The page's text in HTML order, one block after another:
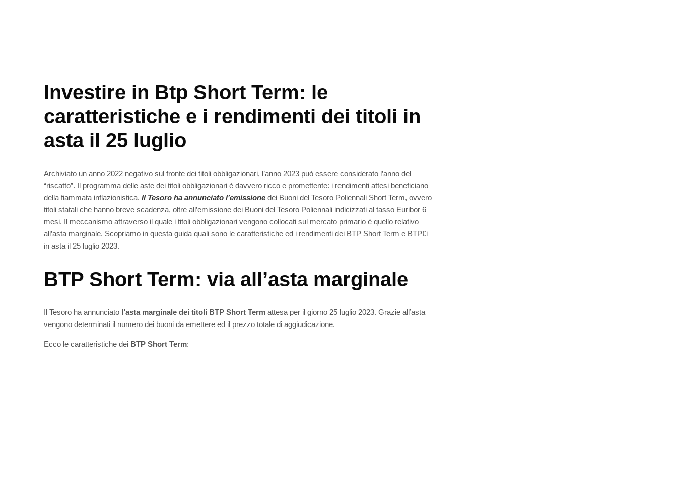
Investire in Btp Short Term: le
caratteristiche e i rendimenti dei titoli in
asta il 25 luglio
Archiviato un anno 2022 negativo sul fronte dei titoli obbligazionari, l’anno 2023 può essere considerato l’anno del
“riscatto”. Il programma delle aste dei titoli obbligazionari è davvero ricco e promettente: i rendimenti attesi beneficiano
della fiammata inflazionistica. Il Tesoro ha annunciato l’emissione dei Buoni del Tesoro Poliennali Short Term, ovvero
titoli statali che hanno breve scadenza, oltre all’emissione dei Buoni del Tesoro Poliennali indicizzati al tasso Euribor 6
mesi. Il meccanismo attraverso il quale i titoli obbligazionari vengono collocati sul mercato primario è quello relativo
all’asta marginale. Scopriamo in questa guida quali sono le caratteristiche ed i rendimenti dei BTP Short Term e BTP€i
in asta il 25 luglio 2023.
BTP Short Term: via all’asta marginale
Il Tesoro ha annunciato l’asta marginale dei titoli BTP Short Term attesa per il giorno 25 luglio 2023. Grazie all’asta
vengono determinati il numero dei buoni da emettere ed il prezzo totale di aggiudicazione.
Ecco le caratteristiche dei BTP Short Term: